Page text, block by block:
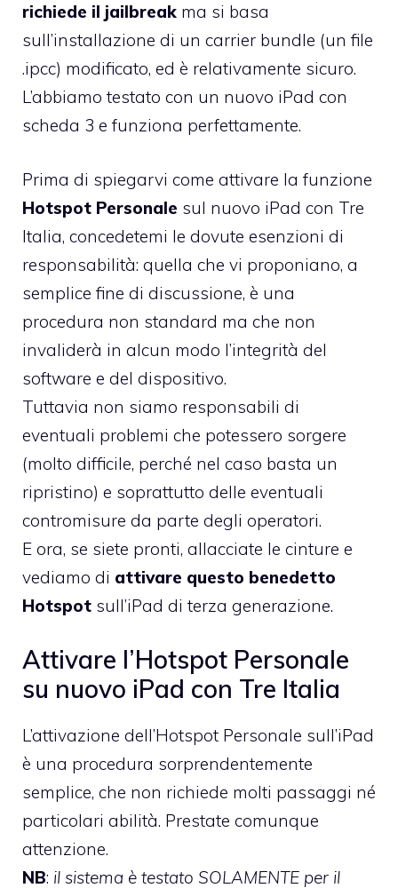
richiede il jailbreak ma si basa
sull’installazione di un carrier bundle (un file
.ipcc) modificato, ed è relativamente sicuro.
L’abbiamo testato con un nuovo iPad con
scheda 3 e funziona perfettamente.
Prima di spiegarvi come attivare la funzione
Hotspot Personale sul nuovo iPad con Tre
Italia, concedetemi le dovute esenzioni di
responsabilità: quella che vi proponiano, a
semplice fine di discussione, è una
procedura non standard ma che non
invaliderà in alcun modo l’integrità del
software e del dispositivo.
Tuttavia non siamo responsabili di
eventuali problemi che potessero sorgere
(molto difficile, perché nel caso basta un
ripristino) e soprattutto delle eventuali
contromisure da parte degli operatori.
E ora, se siete pronti, allacciate le cinture e
vediamo di attivare questo benedetto
Hotspot sull’iPad di terza generazione.
Attivare l’Hotspot Personale
su nuovo iPad con Tre Italia
L’attivazione dell’Hotspot Personale sull’iPad
è una procedura sorprendentemente
semplice, che non richiede molti passaggi né
particolari abilità. Prestate comunque
attenzione.
NB: il sistema è testato SOLAMENTE per il